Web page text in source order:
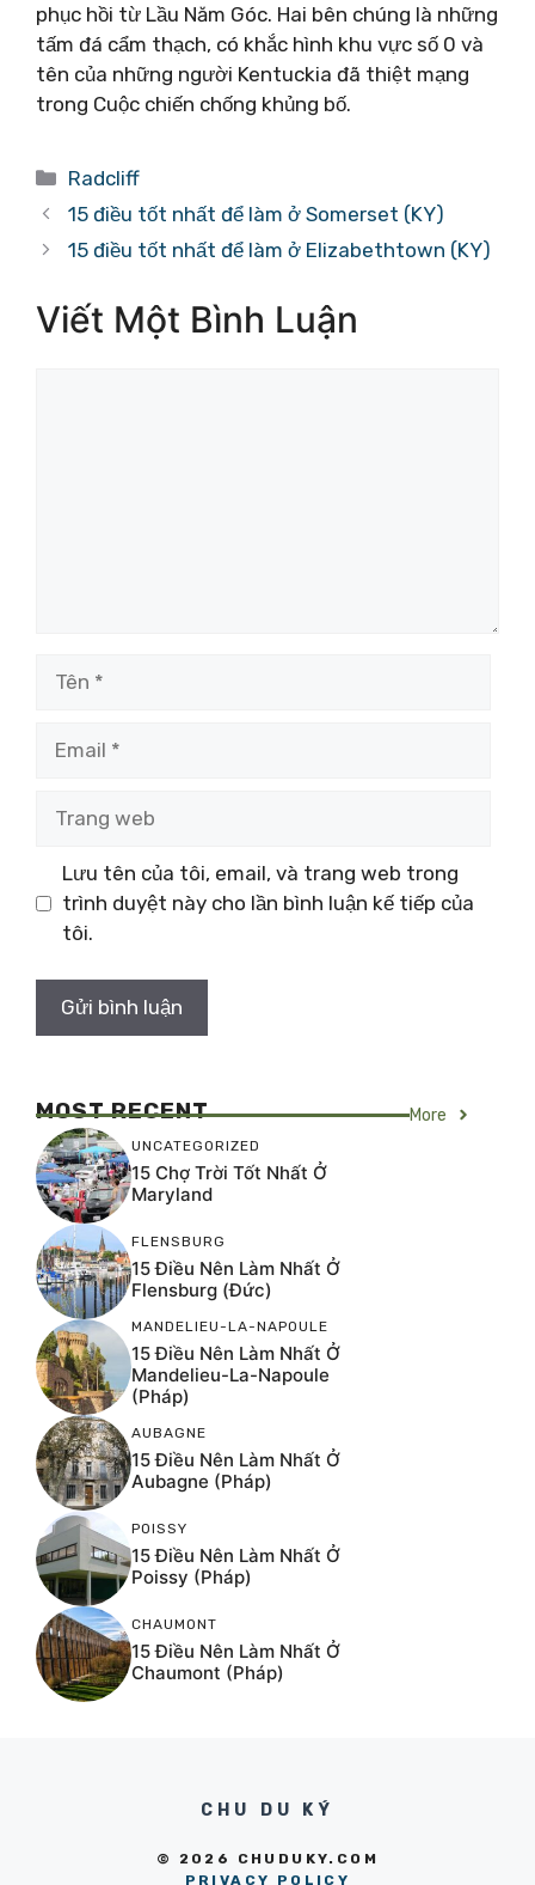
phục hồi từ Lầu Năm Góc. Hai bên chúng là những
tấm đá cẩm thạch, có khắc hình khu vực số 0 và
tên của những người Kentuckia đã thiệt mạng
trong Cuộc chiến chống khủng bố.
Danh
mục
Radcliff
15 điều tốt nhất để làm ở Somerset (KY)
15 điều tốt nhất để làm ở Elizabethtown (KY)
Viết Một Bình Luận
Lưu tên của tôi, email, và trang web trong
trình duyệt này cho lần bình luận kế tiếp của
tôi.
MOST RECENT More
UNCATEGORIZED
15 Chợ Trời Tốt Nhất Ở
Maryland
FLENSBURG
15 Điều Nên Làm Nhất Ở
Flensburg (Đức)
MANDELIEU-LA-NAPOULE
15 Điều Nên Làm Nhất Ở
Mandelieu-La-Napoule
(Pháp)
AUBAGNE
15 Điều Nên Làm Nhất Ở
Aubagne (Pháp)
POISSY
15 Điều Nên Làm Nhất Ở
Poissy (Pháp)
CHAUMONT
15 Điều Nên Làm Nhất Ở
Chaumont (Pháp)
CHU DU KÝ
© 2026 CHUDUKY.COM
PRIVACY POLICY